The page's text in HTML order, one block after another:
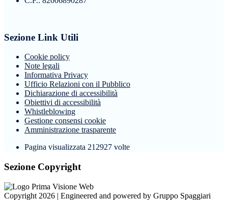
Sezione Link Utili
Cookie policy
Note legali
Informativa Privacy
Ufficio Relazioni con il Pubblico
Dichiarazione di accessibilità
Obiettivi di accessibilità
Whistleblowing
Gestione consensi cookie
Amministrazione trasparente
Pagina visualizzata 212927 volte
Sezione Copyright
Copyright 2026 | Engineered and powered by Gruppo Spaggiari